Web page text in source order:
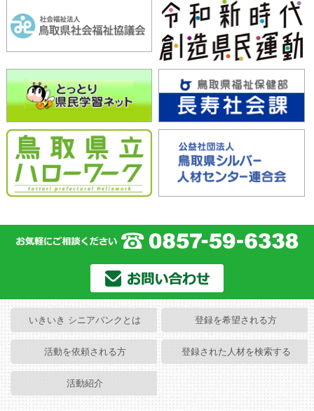
いきいき シニアバンクとは 登録を希望される方
活動を依頼される方 登録された人材を検索する
活動紹介